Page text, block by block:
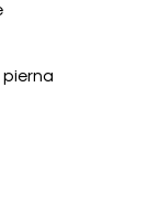
pierna